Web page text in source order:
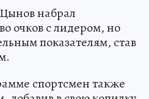
набрал
очков с лидером, но
показателям, став
спортсмен также